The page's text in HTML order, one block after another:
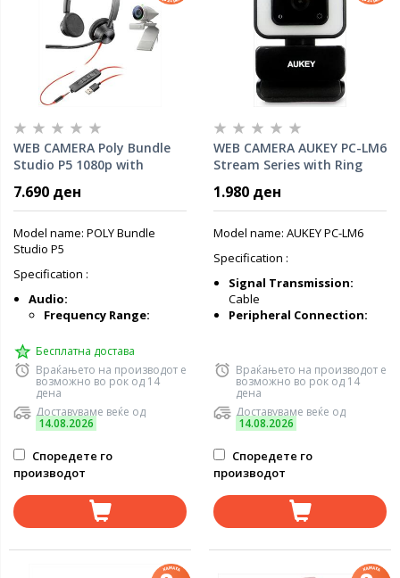
WEB CAMERA Poly Bundle
Studio P5 1080p with
headphones 2200-87130-
025
7.690 ден
Model name: POLY Bundle
Studio P5
Specification :
Audio:
Frequency Range:
Бесплатна достава
Враќањето на производот е
возможно во рок од 14
дена
Доставуваме веќе од
14.08.2026
Споредете го
производот
WEB CAMERA AUKEY PC-LM6
Stream Series with Ring
black
1.980 ден
Model name: AUKEY PC-LM6
Specification :
Signal Transmission:
Cable
Peripheral Connection:
Враќањето на производот е
возможно во рок од 14
дена
Доставуваме веќе од
14.08.2026
Споредете го
производот